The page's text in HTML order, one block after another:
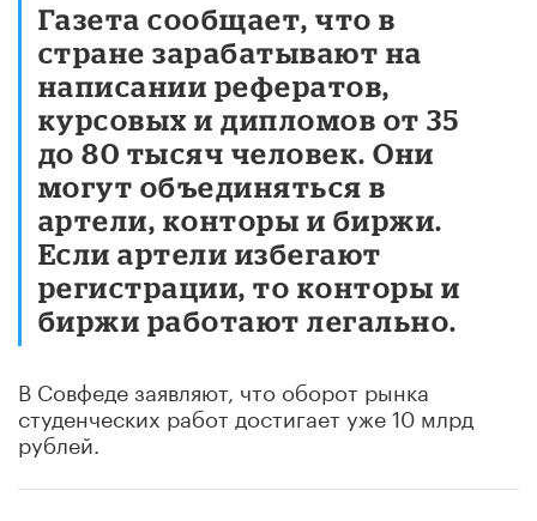
Газета сообщает, что в
стране зарабатывают на
написании рефератов,
курсовых и дипломов от 35
до 80 тысяч человек. Они
могут объединяться в
артели, конторы и биржи.
Если артели избегают
регистрации, то конторы и
биржи работают легально.
В Совфеде заявляют, что оборот рынка
студенческих работ достигает уже 10 млрд
рублей.